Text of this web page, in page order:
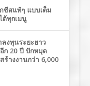
ชีสแท้ๆ แบบเต็ม
ด้ทุกเมนู
งทุนระยะยาว
ก 20 ปี ปักหมุด
ร้างงานกว่า 6,000